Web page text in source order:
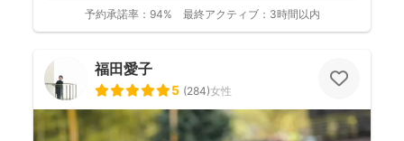
予約承諾率： 94% 最終アクティブ： 3時間以内
福田愛子
5 (284)女性